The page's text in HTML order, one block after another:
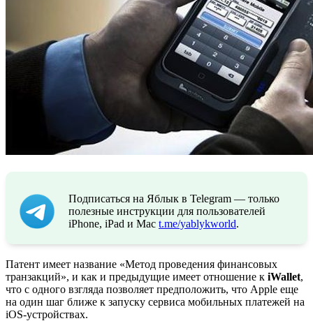
Подписаться на Яблык в Telegram — только
полезные инструкции для пользователей
iPhone, iPad и Mac t.me/yablykworld.
Патент имеет название «Метод проведения финансовых
транзакций», и как и предыдущие имеет отношение к iWallet,
что с одного взгляда позволяет предположить, что Apple еще
на один шаг ближе к запуску сервиса мобильных платежей на
iOS-устройствах.